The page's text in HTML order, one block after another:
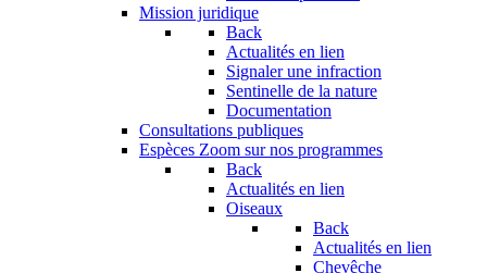
Mission juridique
Back
Actualités en lien
Signaler une infraction
Sentinelle de la nature
Documentation
Consultations publiques
Espèces Zoom sur nos programmes
Back
Actualités en lien
Oiseaux
Back
Actualités en lien
Chevêche